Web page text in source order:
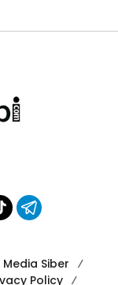
Siber
Policy